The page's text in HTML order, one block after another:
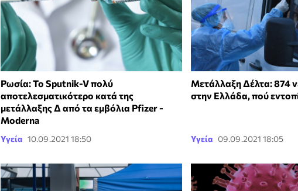
Ρωσία: Το Sputnik-V πολύ
αποτελεσματικότερο κατά της
μετάλλαξης Δ από τα εμβόλια Pfizer -
Moderna
Υγεία 10.09.2021 18:50
Μετάλλαξη Δέλτα: 874
στην Ελλάδα, πού
Υγεία 09.09.2021 18:05